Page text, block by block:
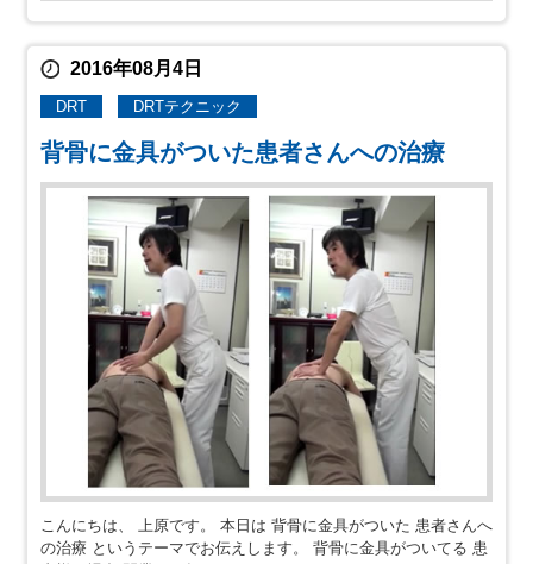
2016年08月4日
DRT DRTテクニック
背骨に金具がついた患者さんへの治療
こんにちは、 上原です。 本日は 背骨に金具がついた 患者さんへ
の治療 というテーマでお伝えします。 背骨に金具がついてる 患